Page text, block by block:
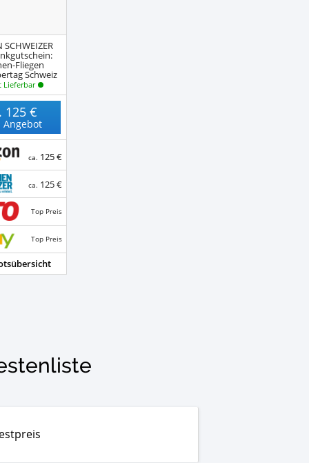
SCHWEIZER
Fliegen
Schweiz
Lieferbar
125 €
Angebot
ca. 125 €
ca. 125 €
Top Preis
Top Preis